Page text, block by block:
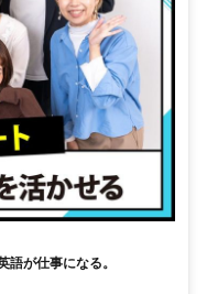
語が仕事になる。